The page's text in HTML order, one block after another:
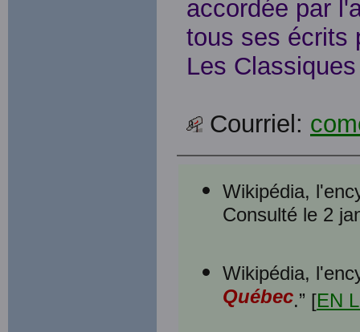
accordée par
tous ses écrits
Les
Courriel:
Wikipédia,
Consulté le 2
Wikipédia,
Québec.” [EN